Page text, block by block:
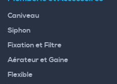
Caniveau
Siphon
Fixation et Filtre
Aérateur et Gaine
Flexible